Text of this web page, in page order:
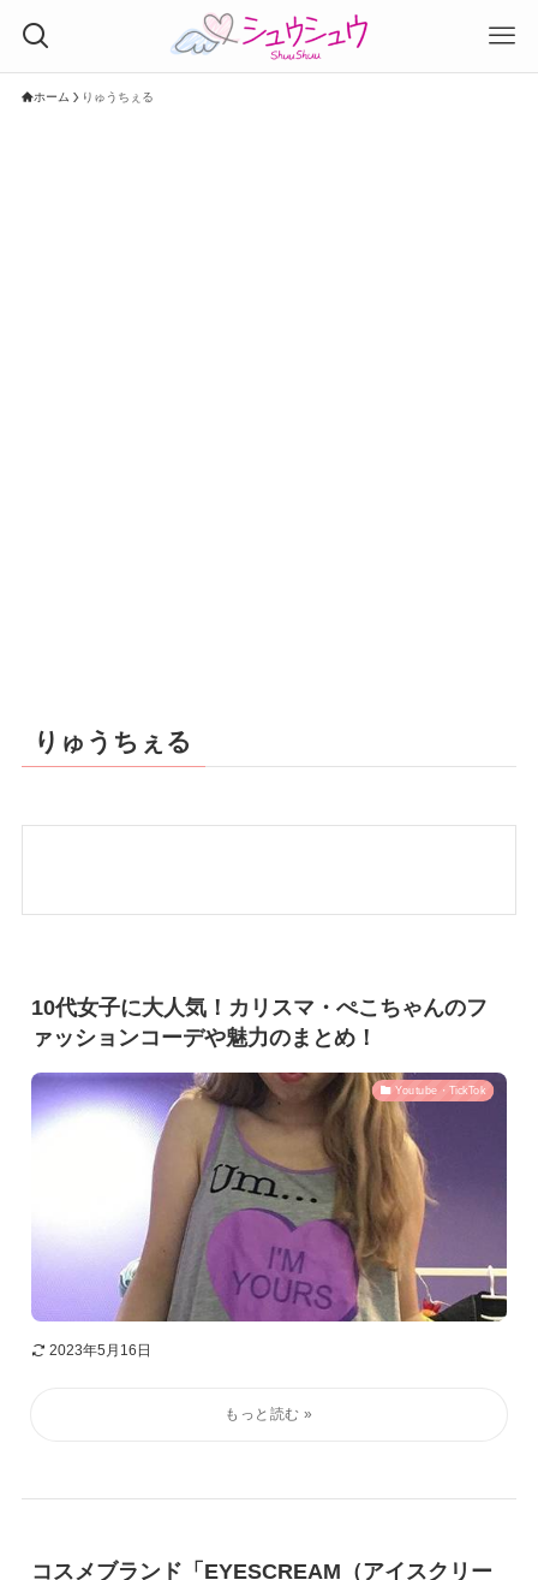
ホーム りゅうちぇる
りゅうちぇる
10代女子に大人気！カリスマ・ぺこちゃんのフ
ァッションコーデや魅力のまとめ！
Youtube・TickTok
2023年5月16日
コスメブランド「EYESCREAM（アイスクリー